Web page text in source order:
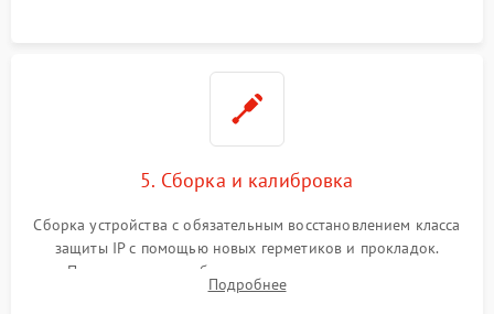
5. Сборка и калибровка
Сборка устройства с обязательным восстановлением класса
защиты IP с помощью новых герметиков и прокладок.
Программная калибровка матрицы по эталонному
абсолютно черному телу для точного измерения температур.
Подробнее